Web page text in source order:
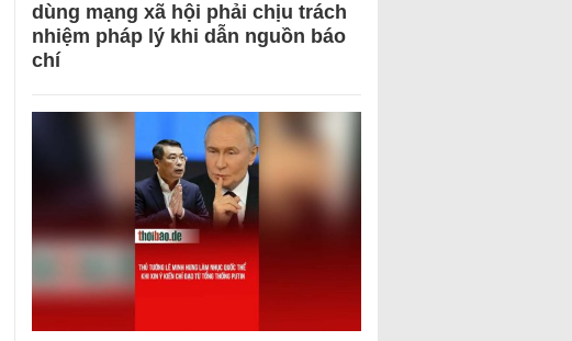
dùng mạng xã hội phải chịu trách
nhiệm pháp lý khi dẫn nguồn báo
chí